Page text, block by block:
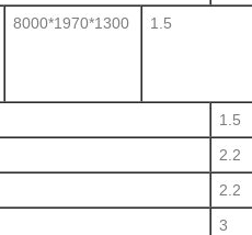
8000*1970*1300 1.5
1.5
2.2
2.2
3